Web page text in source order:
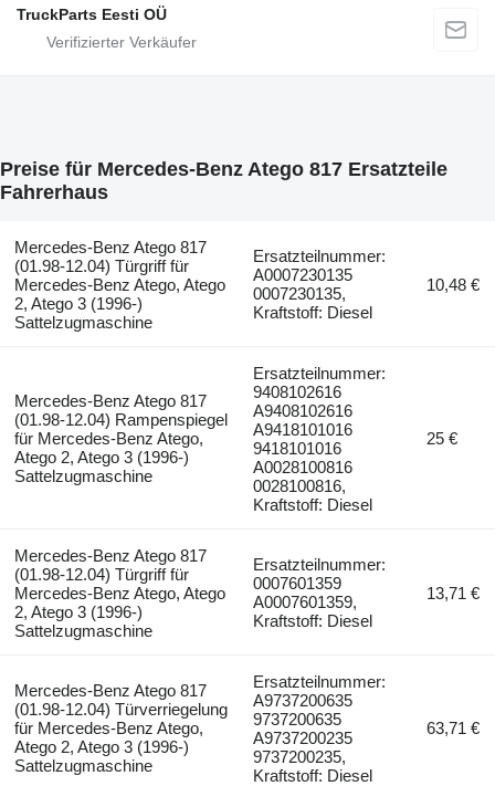
TruckParts Eesti OÜ
Preise für Mercedes-Benz Atego 817 Ersatzteile
Fahrerhaus
Mercedes-Benz Atego 817
(01.98-12.04) Türgriff für
Mercedes-Benz Atego, Atego
2, Atego 3 (1996-)
Sattelzugmaschine
Ersatzteilnummer:
A0007230135
0007230135,
Kraftstoff: Diesel
10,48 €
Mercedes-Benz Atego 817
(01.98-12.04) Rampenspiegel
für Mercedes-Benz Atego,
Atego 2, Atego 3 (1996-)
Sattelzugmaschine
Ersatzteilnummer:
9408102616
A9408102616
A9418101016
9418101016
A0028100816
0028100816,
Kraftstoff: Diesel
25 €
Mercedes-Benz Atego 817
(01.98-12.04) Türgriff für
Mercedes-Benz Atego, Atego
2, Atego 3 (1996-)
Sattelzugmaschine
Ersatzteilnummer:
0007601359
A0007601359,
Kraftstoff: Diesel
13,71 €
Mercedes-Benz Atego 817
(01.98-12.04) Türverriegelung
für Mercedes-Benz Atego,
Atego 2, Atego 3 (1996-)
Sattelzugmaschine
Ersatzteilnummer:
A9737200635
9737200635
A9737200235
9737200235,
Kraftstoff: Diesel
63,71 €